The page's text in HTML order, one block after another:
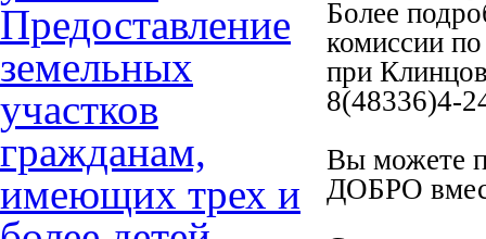
Предоставление
земельных
участков
гражданам,
имеющих трех и
Более
комиссии
при
8(48336)4-
Вы можете
ДОБРО